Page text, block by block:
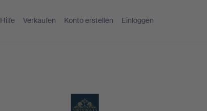
Hilfe Verkaufen Konto erstellen Einloggen